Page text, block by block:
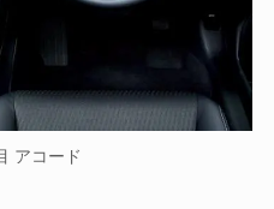
アコード